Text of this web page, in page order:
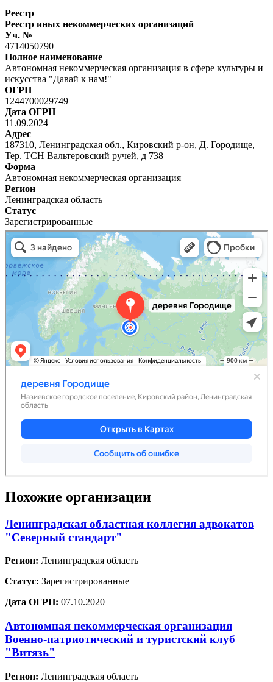
Реестр
Реестр иных некоммерческих организаций
Уч. №
4714050790
Полное наименование
Автономная некоммерческая организация в сфере культуры и
искусства "Давай к нам!"
ОГРН
1244700029749
Дата ОГРН
11.09.2024
Адрес
187310, Ленинградская обл., Кировский р-он, Д. Городище,
Тер. ТСН Вальтеровский ручей, д 738
Форма
Автономная некоммерческая организация
Регион
Ленинградская область
Статус
Зарегистрированные
Похожие организации
Ленинградская областная коллегия адвокатов
"Северный стандарт"
Регион: Ленинградская область
Статус: Зарегистрированные
Дата ОГРН: 07.10.2020
Автономная некоммерческая организация
Военно-патриотический и туристский клуб
"Витязь"
Регион: Ленинградская область